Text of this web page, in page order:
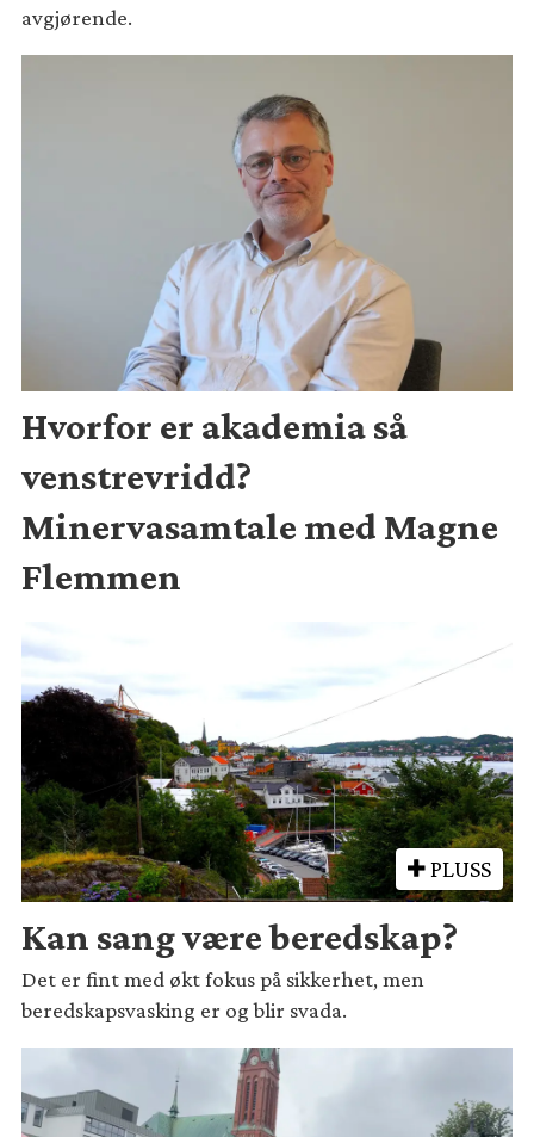
avgjørende.
Hvorfor er akademia så
venstrevridd?
Minervasamtale med Magne
Flemmen
PLUSS
Kan sang være beredskap?
Det er fint med økt fokus på sikkerhet, men
beredskapsvasking er og blir svada.